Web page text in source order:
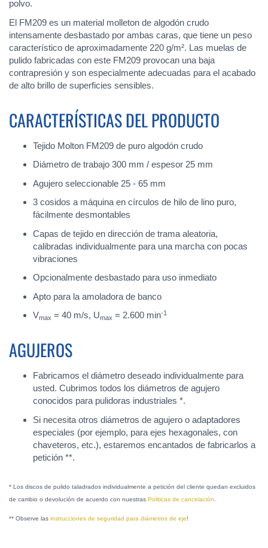
polvo.
El FM209 es un material molleton de algodón crudo
intensamente desbastado por ambas caras, que tiene un peso
característico de aproximadamente 220 g/m². Las muelas de
pulido fabricadas con este FM209 provocan una baja
contrapresión y son especialmente adecuadas para el acabado
de alto brillo de superficies sensibles.
CARACTERÍSTICAS DEL PRODUCTO
Tejido Molton FM209 de puro algodón crudo
Diámetro de trabajo 300 mm / espesor 25 mm
Agujero seleccionable 25 - 65 mm
3 cosidos a máquina en círculos de hilo de lino puro,
fácilmente desmontables
Capas de tejido en dirección de trama aleatoria,
calibradas individualmente para una marcha con pocas
vibraciones
Opcionalmente desbastado para uso inmediato
Apto para la amoladora de banco
Vmax = 40 m/s, Umax = 2.600 min-1
AGUJEROS
Fabricamos el diámetro deseado individualmente para
usted. Cubrimos todos los diámetros de agujero
conocidos para pulidoras industriales *.
Si necesita otros diámetros de agujero o adaptadores
especiales (por ejemplo, para ejes hexagonales, con
chaveteros, etc.), estaremos encantados de fabricarlos a
petición **.
* Los discos de pulido taladrados individualmente a petición del cliente quedan excluidos
de cambio o devolución de acuerdo con nuestras Politicas de cancelación
** Observe las instrucciones de seguridad para diámetros de eje!